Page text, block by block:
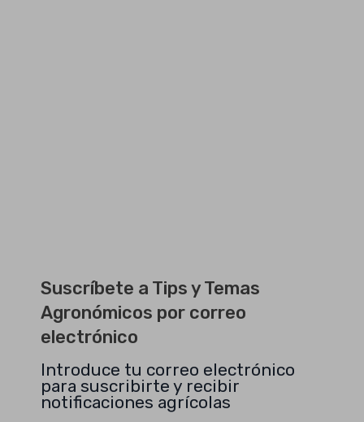
Suscríbete a Tips y Temas
Agronómicos por correo
electrónico
Introduce tu correo electrónico
para suscribirte y recibir
notificaciones agrícolas